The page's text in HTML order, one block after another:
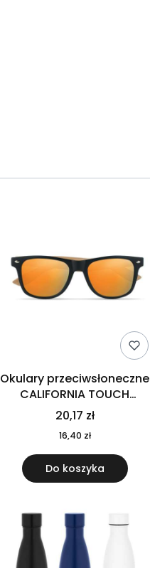
Okulary przeciwsłoneczne
CALIFORNIA TOUCH
MO9617-10
20,17 zł
16,40 zł
Do koszyka